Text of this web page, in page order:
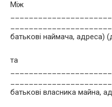
Між
батькові наймача, адреса)
та
батькові власника майна,